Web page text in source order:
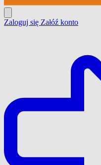
Zaloguj się Załóź konto